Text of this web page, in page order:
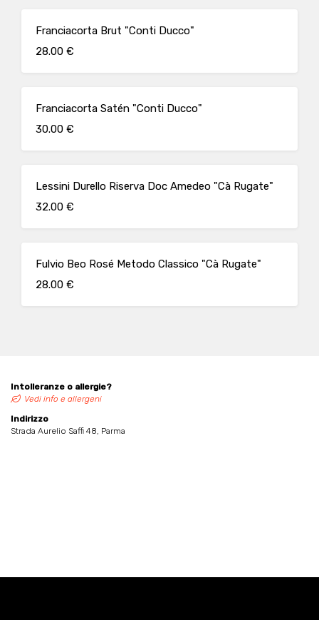
Franciacorta Brut "Conti Ducco"
28.00 €
Franciacorta Satén "Conti Ducco"
30.00 €
Lessini Durello Riserva Doc Amedeo "Cà Rugate"
32.00 €
Fulvio Beo Rosé Metodo Classico "Cà Rugate"
28.00 €
Intolleranze o allergie?
Vedi info e allergeni
Indirizzo
Strada Aurelio Saffi 48, Parma